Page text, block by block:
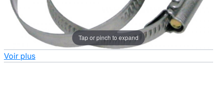
Tap or pinch to expand
Voir plus